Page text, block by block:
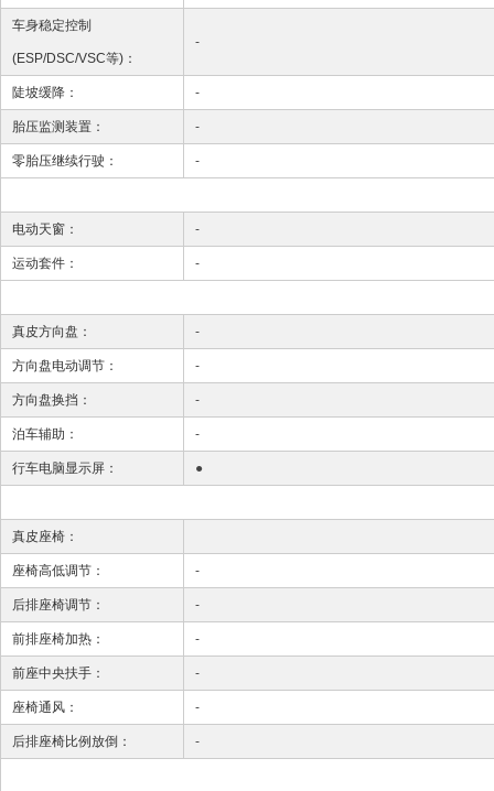
车身稳定控制
(ESP/DSC/VSC等)：
-
陡坡缓降： -
胎压监测装置： -
零胎压继续行驶： -
电动天窗： -
运动套件： -
真皮方向盘： -
方向盘电动调节： -
方向盘换挡： -
泊车辅助： -
行车电脑显示屏： ●
真皮座椅：
座椅高低调节： -
后排座椅调节： -
前排座椅加热： -
前座中央扶手： -
座椅通风： -
后排座椅比例放倒： -